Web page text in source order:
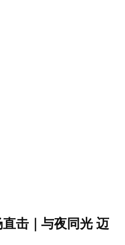
击｜与夜同光 迈